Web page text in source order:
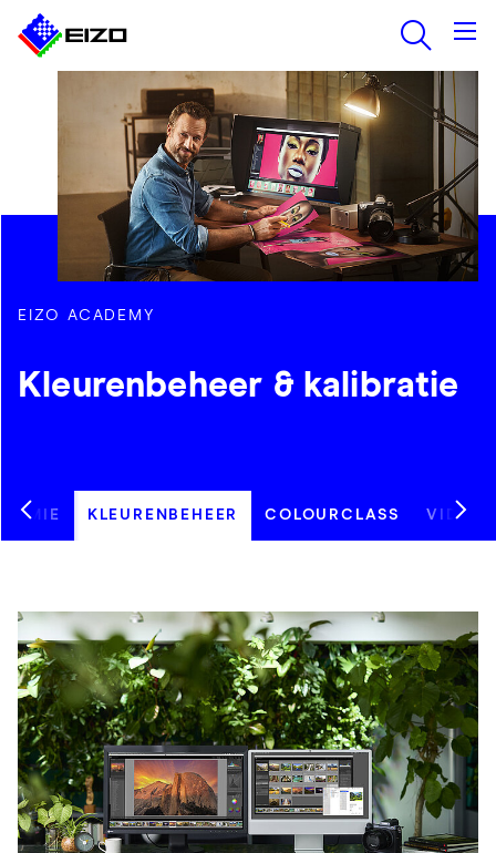
EIZO ACADEMY
Kleurenbeheer & kalibratie
KLEURENBEHEER COLOURCLASS